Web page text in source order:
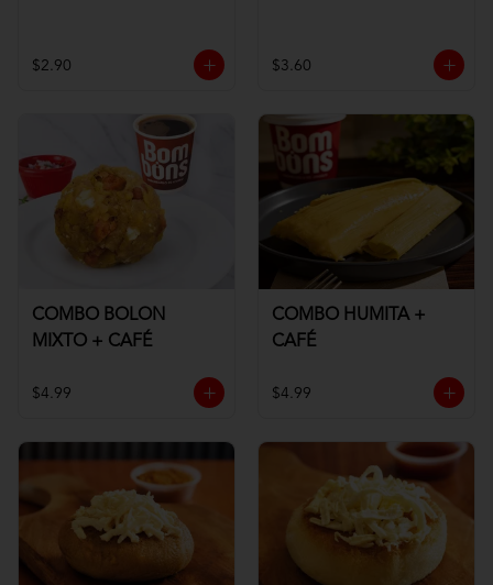
$2.90 $3.60
COMBO BOLON
MIXTO + CAFÉ
$4.99
COMBO HUMITA +
CAFÉ
$4.99